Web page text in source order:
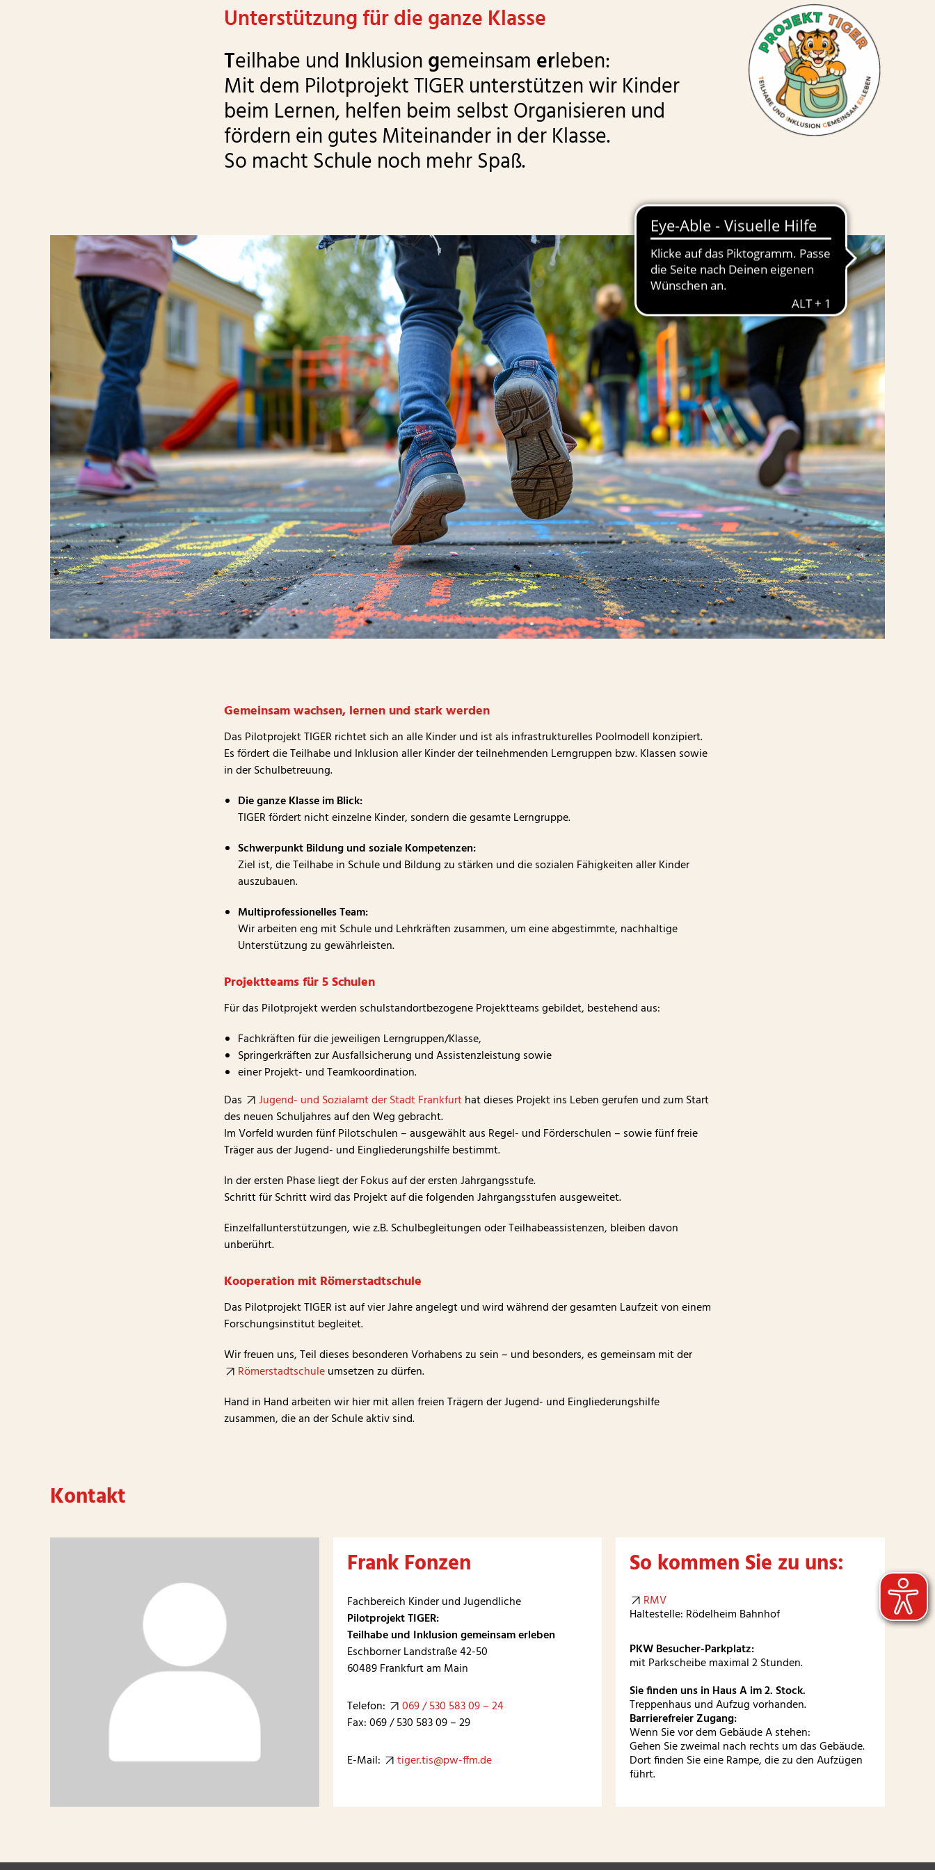
Betreutes Wohnen plus
Angebote für Senioren und
Seniorinnen
Unterstützung für die ganze Klasse
Teilhabe und Inklusiongemeinsam erleben:
Mit dem Pilotprojekt TIGER unterstützen wir Kinder
beim Lernen, helfen beim selbst Organisieren und
fördern ein gutes Miteinander in der Klasse.
So macht Schule noch mehr Spaß.
Gemeinsam wachsen, lernen und stark werden
Das Pilotprojekt TIGER richtet sich an alle Kinder und ist als infrastrukturelles Poolmodell konzipiert.
Es fördert die Teilhabe und Inklusion aller Kinder der teilnehmenden Lerngruppen bzw. Klassen sowie
in der Schulbetreuung.
Die ganze Klasse im Blick:
TIGER fördert nicht einzelne Kinder, sondern die gesamte Lerngruppe.
Schwerpunkt Bildung und soziale Kompetenzen:
Ziel ist, die Teilhabe in Schule und Bildung zu stärken und die sozialen Fähigkeiten aller Kinder
auszubauen.
Multiprofessionelles Team:
Wir arbeiten eng mit Schule und Lehrkräften zusammen, um eine abgestimmte, nachhaltige
Unterstützung zu gewährleisten.
Projektteams für 5 Schulen
Für das Pilotprojekt werden schulstandortbezogene Projektteams gebildet, bestehend aus:
Fachkräften für die jeweiligen Lerngruppen/Klasse,
Springerkräften zur Ausfallsicherung und Assistenzleistung sowie
einer Projekt- und Teamkoordination.
Das
Jugend- und Sozialamt der Stadt Frankfurthat dieses Projekt ins Leben gerufen und zum Start
des neuen Schuljahres auf den Weg gebracht.
Im Vorfeld wurden fünf Pilotschulen – ausgewählt aus Regel- und Förderschulen – sowie fünf freie
Träger aus der Jugend- und Eingliederungshilfe bestimmt.
In der ersten Phase liegt der Fokus auf der ersten Jahrgangsstufe.
Schritt für Schritt wird das Projekt auf die folgenden Jahrgangsstufen ausgeweitet.
Einzelfallunterstützungen, wie z.B. Schulbegleitungen oder Teilhabeassistenzen, bleiben davon
unberührt.
Kooperation mit Römerstadtschule
Das Pilotprojekt TIGER ist auf vier Jahre angelegt und wird während der gesamten Laufzeit von einem
Forschungsinstitut begleitet.
Wir freuen uns, Teil dieses besonderen Vorhabens zu sein – und besonders, es gemeinsam mit der
Römerstadtschuleumsetzen zu dürfen.
Hand in Hand arbeiten wir hier mit allen freien Trägern der Jugend- und Eingliederungshilfe
zusammen, die an der Schule aktiv sind.
Kontakt
Frank Fonzen
Fachbereich Kinder und Jugendliche
Pilotprojekt TIGER:
Teilhabe und Inklusion gemeinsam erleben
Eschborner Landstraße 42-50
60489 Frankfurt am Main
Telefon:
069 / 530 583 09 – 24
Fax: 069 / 530 583 09 – 29
E-Mail: tiger.tis@pw-ffm.de
So kommen Sie zu uns:
RMV
Haltestelle: Rödelheim Bahnhof
PKW Besucher-Parkplatz:
mit Parkscheibe maximal 2 Stunden.
Sie finden uns in Haus A im 2. Stock.
Treppenhaus und Aufzug vorhanden.
Barrierefreier Zugang:
Wenn Sie vor dem Gebäude A stehen:
Gehen Sie zweimal nach rechts um das Gebäude.
Dort finden Sie eine Rampe, die zu den Aufzügen
führt.